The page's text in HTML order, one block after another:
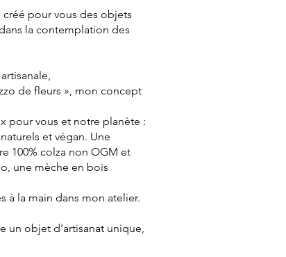
créé pour vous des objets
la contemplation des
de fleurs », mon concept
pour vous et notre planète :
et végan. Une
100% colza non OGM et
une mèche en bois
à la main dans mon atelier.
un objet d’artisanat unique,